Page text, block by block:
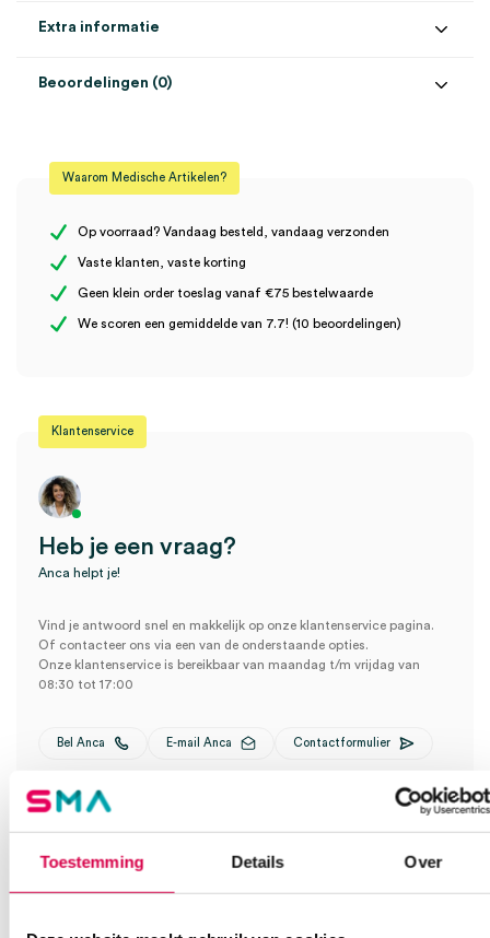
Toestemming Details Over
Extra informatie
Steriel onsteriel
Volume
Beoordelingen (0)
Er zijn nog geen beoordelingen.
50ml (set)” te beoordelen
Waarom Medische Artikelen?
Op voorraad? Vandaag besteld, vandaag verzonden
Vaste klanten, vaste korting
Geen klein order toeslag vanaf €75 bestelwaarde
We scoren een gemiddelde van 7.7! (10 beoordelingen)
Klantenservice
Heb je een vraag?
Anca helpt je!
Vind je antwoord snel en makkelijk op onze klantenservice pagina.
Of contacteer ons via een van de onderstaande opties.
Onze klantenservice is bereikbaar van maandag t/m vrijdag van
08:30 tot 17:00
Bel Anca E-mail Anca Contactformulier